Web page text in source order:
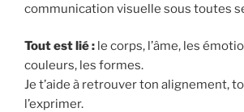
communication visuelle sous toutes
Tout est lié : le corps, l’âme, les
couleurs, les formes.
Je t’aide à retrouver ton alignement,
l’exprimer.